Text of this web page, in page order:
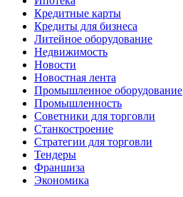
Кредитные карты
Кредиты для бизнеса
Литейное оборудование
Недвижимость
Новости
Новостная лента
Промышленное оборудование
Промышленность
Советники для торговли
Станкостроение
Стратегии для торговли
Тендеры
Франшиза
Экономика